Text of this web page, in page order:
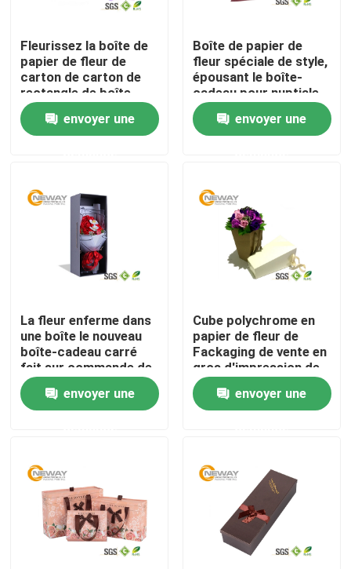
Maison
Au sujet de nous
Visite d'usine
Contrôle de qualité
Contactez-nous
Demandez une citation
Boîtes de empaquetage imprimées
Boîtes de empaquetage de l'électronique
Boîtes de empaquetage cosmétiques
Fleurissez la boîte de
papier de fleur de
carton de carton de
rectangle de boîte-
cadeau avec la
stratification
brillante/Matt
envoyer une
Boîte de papier de
fleur spéciale de style,
épousant le boîte-
cadeau pour nuptiale
ou la fête de
naissanceenvoyer une
La fleur enferme dans
une boîte le nouveau
boîte-cadeau carré
fait sur commande de
couvercle de
conception et de fleur
de base
envoyer une
Cube polychrome en
papier de fleur de
Fackaging de vente en
gros d'impression de
boîte-cadeau de fleur
envoyer une